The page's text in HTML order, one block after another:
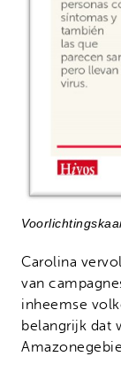
Carolina
van
inheemse
belangrijk dat